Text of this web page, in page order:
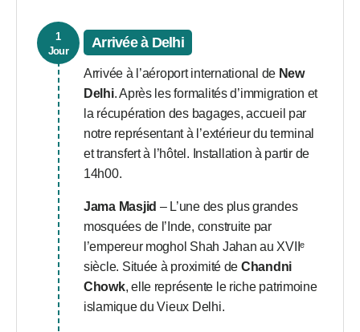
1
Jour
Arrivée à Delhi
Arrivée à l’aéroport international de New
Delhi. Après les formalités d’immigration et
la récupération des bagages, accueil par
notre représentant à l’extérieur du terminal
et transfert à l’hôtel. Installation à partir de
14h00.
Jama Masjid – L’une des plus grandes
mosquées de l’Inde, construite par
l’empereur moghol Shah Jahan au XVIIᵉ
siècle. Située à proximité de Chandni
Chowk, elle représente le riche patrimoine
islamique du Vieux Delhi.